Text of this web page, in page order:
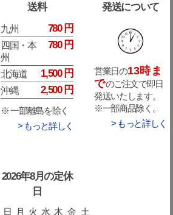
送料
九州 780 円
四国・本
州
780 円
北海道 1,500 円
沖縄 2,500 円
※ 一部離島を除く
> もっと詳しく
発送について
営業日の13時ま
でのご注文で即日
発送いたします。
※一部商品除く。
> もっと詳しく
2026年8月の定休
日
日 月 火 水 木 金 土